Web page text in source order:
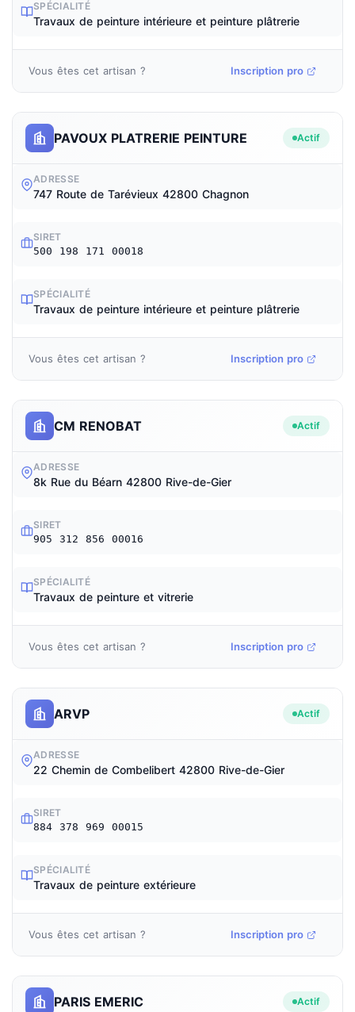
SPÉCIALITÉ
Travaux de peinture intérieure et peinture plâtrerie
Vous êtes cet artisan ? Inscription pro
PAVOUX PLATRERIE PEINTURE Actif
ADRESSE
747 Route de Tarévieux 42800 Chagnon
SIRET
500 198 171 00018
SPÉCIALITÉ
Travaux de peinture intérieure et peinture plâtrerie
Vous êtes cet artisan ? Inscription pro
CM RENOBAT Actif
ADRESSE
8k Rue du Béarn 42800 Rive-de-Gier
SIRET
905 312 856 00016
SPÉCIALITÉ
Travaux de peinture et vitrerie
Vous êtes cet artisan ? Inscription pro
ARVP Actif
ADRESSE
22 Chemin de Combelibert 42800 Rive-de-Gier
SIRET
884 378 969 00015
SPÉCIALITÉ
Travaux de peinture extérieure
Vous êtes cet artisan ? Inscription pro
PARIS EMERIC Actif